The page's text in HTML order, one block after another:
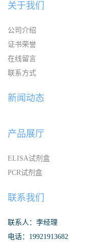
关于我们
公司介绍
证书荣誉
在线留言
联系方式
新闻动态
产品展厅
ELISA试剂盒
PCR试剂盒
联系我们
联系人：李经理
电话：19921913682